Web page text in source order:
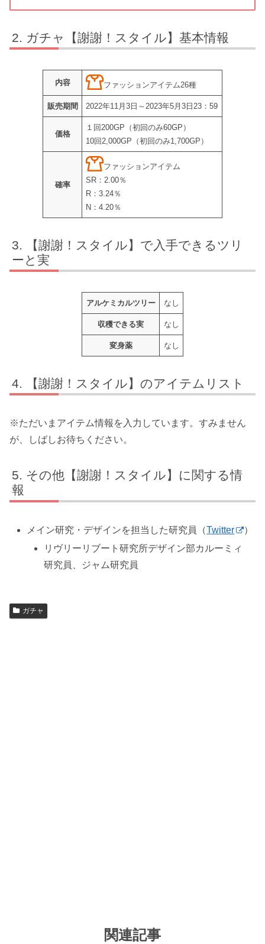
ガチャ【謝謝！スタイル】基本情報
内容 ファッションアイテム26種
販売期間 2022年11月3日～2023年5月3日23：59
価格
１回200GP（初回のみ60GP）
10回2,000GP（初回のみ1,700GP）
確率
ファッションアイテム
SR：2.00％
R：3.24％
N：4.20％
【謝謝！スタイル】で入手できるツリ
ーと実
アルケミカルツリー なし
収穫できる実 なし
変身薬 なし
【謝謝！スタイル】のアイテムリスト
※ただいまアイテム情報を入力しています。すみません
が、しばしお待ちください。
その他【謝謝！スタイル】に関する情
報
メイン研究・デザインを担当した研究員（Twitter
）
リヴリーリブート研究所デザイン部カルーミィ
研究員、ジャム研究員
ガチャ
関連記事